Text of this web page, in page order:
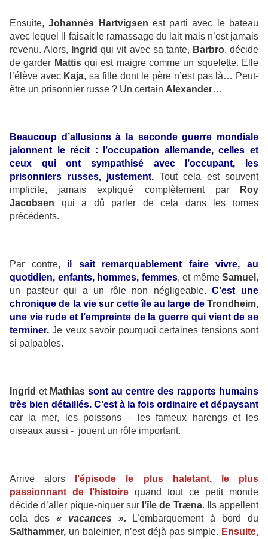
Ensuite,Johannès Hartvigsen est parti avec le bateau
avec lequel il faisait le ramassage du lait mais n’est jamais
revenu. Alors,
Ingrid qui vit avec sa tante, Barbro, décide
de garder Mattisqui est maigre comme un squelette. Elle
l’élève avec Kaja, sa fille dont le père n’est pas là… Peut-
être un prisonnier russe ? Un certain Alexander…
Beaucoup d’allusions à la seconde guerre mondiale
jalonnent le récit : l’occupation allemande, celles et
ceux qui ont sympathisé avec l’occupant, les
prisonniers russes, justement. Tout cela est souvent
implicite, jamais expliqué complètement par
Roy
Jacobsen qui a dû parler de cela dans les tomes
précédents.
Par contre, il sait remarquablement faire vivre, au
quotidien, enfants, hommes, femmes, et même Samuel ,
un pasteur qui a un rôle non négligeable.C’est une
chronique de la vie sur cette île au large de Trondheim,
une vie rude et l’empreinte de la guerre qui vient de se
terminer. Je veux savoir pourquoi certaines tensions sont
si palpables.
Ingrid et Mathias sont au centre des rapports humains
très bien détaillés. C’est à la fois ordinaire et dépaysant
car la mer, les poissons – les fameux harengs et les
oiseaux aussi - jouent un rôle important.
Arrive alors
l’épisode le plus haletant, le plus
passionnant de l’histoire quand tout ce petit monde
décide d’aller pique-niquer sur l’île de Træna. Ils appellent
cela des « vacances ». L’embarquement à bord du
Salthammer, un baleinier, n’est déjà pas simple. Ensuite,